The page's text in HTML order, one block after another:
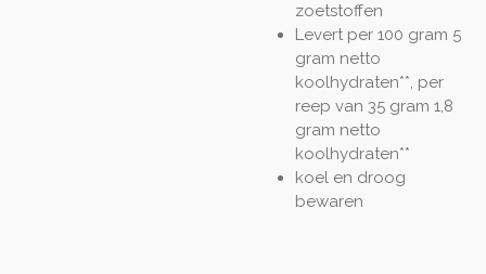
zoetstoffen
Levert per 100 gram 5
gram netto
koolhydraten**, per
reep van 35 gram 1,8
gram netto
koolhydraten**
koel en droog
bewaren